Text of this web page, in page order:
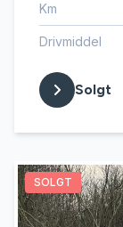
Km
Drivmiddel
Solgt
SOLGT